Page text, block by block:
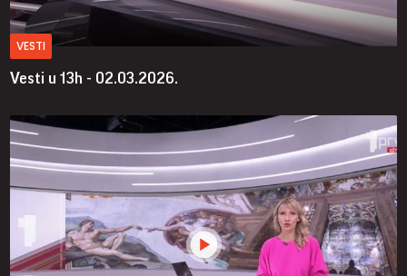
VESTI
Vesti u 13h - 02.03.2026.